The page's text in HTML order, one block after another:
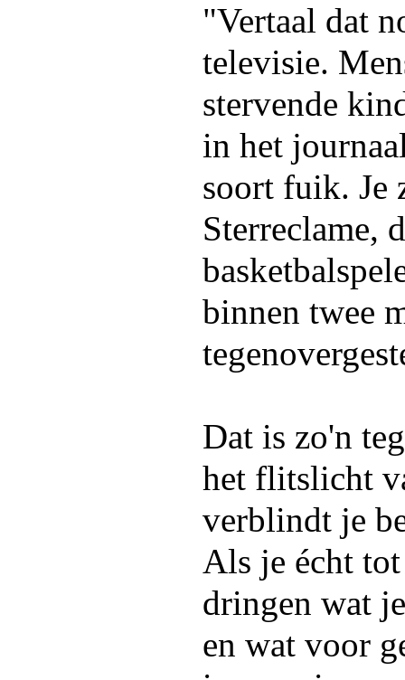
"Vertaal dat
televisie.
stervende
in het
soort fuik. Je
Sterreclame,
binnen twee
Dat is zo'n
het flitslicht
verblindt je
Als je écht
dringen wat
en wat voor